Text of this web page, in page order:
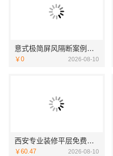
意式极简屏风隔断案例，江苏东钢金属家居有限公司
￥0 2026-08-10
西安专业装修平层免费量房|居安天成
￥60.47 2026-08-10